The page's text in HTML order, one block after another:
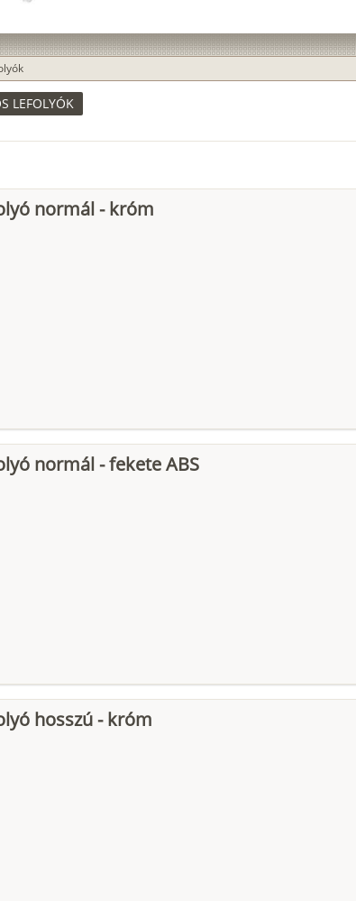
LEFOLYÓK
normál - króm
normál - fekete ABS
hosszú - króm